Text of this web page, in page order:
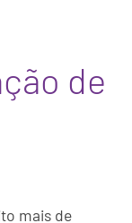
de
mais de